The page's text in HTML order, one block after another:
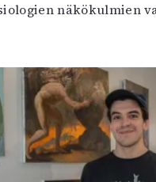
näkökulmien